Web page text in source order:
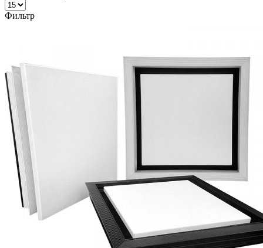
Фильтр